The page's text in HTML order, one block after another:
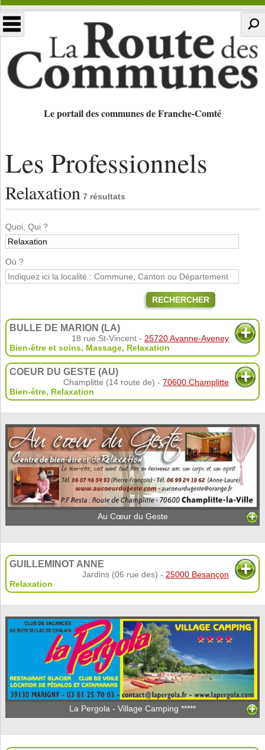
Le portail des communes de Franche-Comté
Les Professionnels
Relaxation 7 résultats
Quoi, Qui ?
Où ?
RECHERCHER
BULLE DE MARION (LA)
18 rue St-Vincent - 25720 Avanne-Aveney
Bien-être et soins, Massage, Relaxation
COEUR DU GESTE (AU)
Champlitte (14 route de) -70600 Champlitte
Bien-être, Relaxation
Au Cœur du Geste
GUILLEMINOT ANNE
Jardins (06 rue des) - 25000 Besançon
Relaxation
La Pergola - Village Camping *****